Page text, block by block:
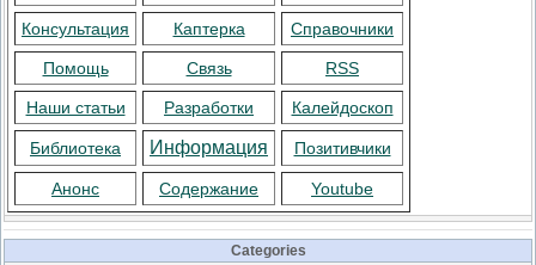
Консультация Каптерка Справочники
Помощь Связь RSS
Наши статьи Разработки Калейдоскоп
Библиотека Информация Позитивчики
Анонс Содержание Youtube
Categories